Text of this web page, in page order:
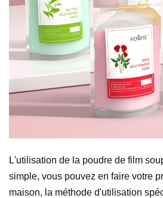
L'utilisation de la poudre de film
simple, vous pouvez en faire votre
maison, la méthode d'utilisation